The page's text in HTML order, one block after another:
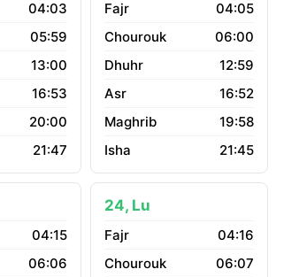
04:03
05:59
13:00
16:53
20:00
21:47
04:05
06:00
12:59
16:52
19:58
21:45
04:15
06:06
24, Lu
04:16
06:07